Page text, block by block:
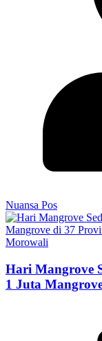
Nuansa Pos
Morowali
Hari Mangrove
1 Juta